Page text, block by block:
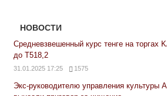
НОВОСТИ
Средневзвешенный курс тенге на торгах
до Т518,2
31.01.2025 17:25 1575
Экс-руководителю управления культуры